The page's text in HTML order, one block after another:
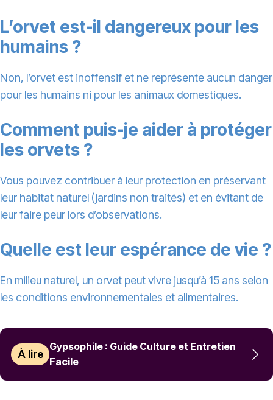
L’orvet est-il dangereux pour les
humains ?
Non, l’orvet est inoffensif et ne représente aucun danger
pour les humains ni pour les animaux domestiques.
Comment puis-je aider à protéger
les orvets ?
Vous pouvez contribuer à leur protection en préservant
leur habitat naturel (jardins non traités) et en évitant de
leur faire peur lors d’observations.
Quelle est leur espérance de vie ?
En milieu naturel, un orvet peut vivre jusqu’à 15 ans selon
les conditions environnementales et alimentaires.
À lire
Gypsophile : Guide Culture et Entretien
Facile